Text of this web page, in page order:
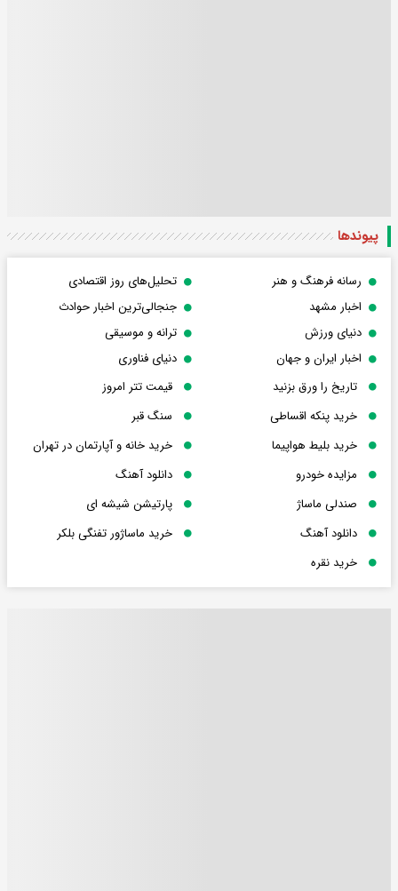
پیوندها
رسانه فرهنگ و هنر
تحلیل‌های روز اقتصادی
اخبار مشهد
جنجالی‌ترین اخبار حوادث
دنیای ورزش
ترانه و موسیقی
اخبار ایران و جهان
دنیای فناوری
تاریخ را ورق بزنید
قیمت تتر امروز
خرید پنکه اقساطی
سنگ قبر
خرید بلیط هواپیما
خرید خانه و آپارتمان در تهران
مزایده خودرو
دانلود آهنگ
صندلی ماساژ
پارتیشن شیشه ای
دانلود آهنگ
خرید ماساژور تفنگی بلکر
خرید نقره